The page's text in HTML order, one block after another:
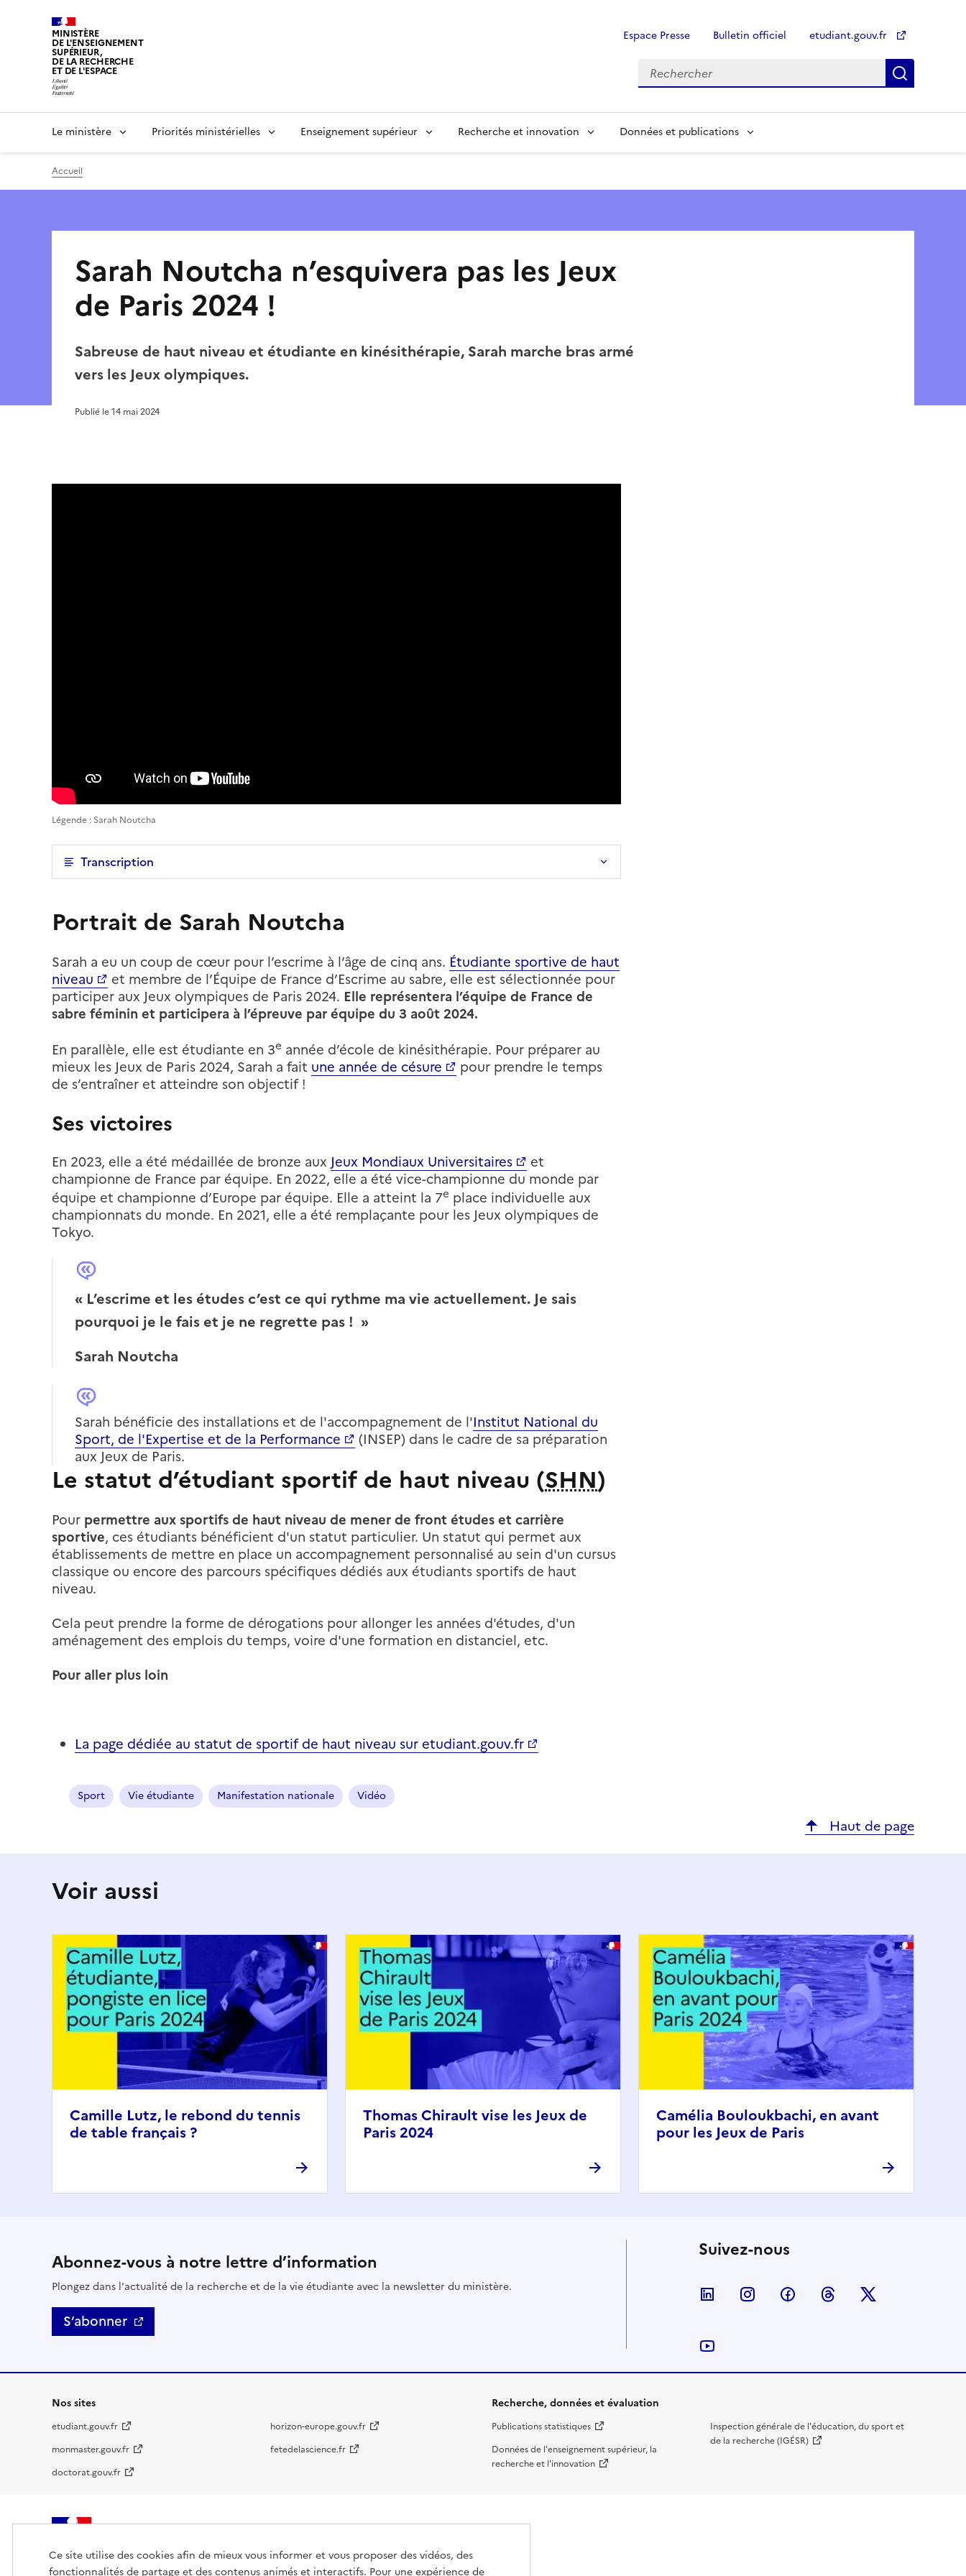
MINISTÈRE
DE L'ENSEIGNEMENT
SUPÉRIEUR,
DE LA RECHERCHE
ET DE L'ESPACE
Espace Presse Bulletin officiel etudiant.gouv.fr
Le ministère Priorités ministérielles Enseignement supérieur Recherche et innovation Données et publications
Accueil
Sarah Noutcha n’esquivera pas les Jeux
de Paris 2024 !
Sabreuse de haut niveau et étudiante en kinésithérapie, Sarah marche bras armé
vers les Jeux olympiques.
Publié le14 mai 2024
Légende : Sarah Noutcha
Transcription
Portrait de Sarah Noutcha
Sarah a eu un coup de cœur pour l’escrime à l’âge de cinq ans. Étudiante sportive de haut
niveau
et membre de l’Équipe de France d’Escrime au sabre, elle est sélectionnée pour
participer aux Jeux olympiques de Paris 2024. Elle représentera l’équipe de France de
sabre féminin et participera à l’épreuve par équipe du 3 août 2024.
En parallèle, elle est étudiante en 3e année d’école de kinésithérapie. Pour préparer au
mieux les Jeux de Paris 2024, Sarah a fait une année de césure
pour prendre le temps
de s’entraîner et atteindre son objectif !
Ses victoires
En 2023, elle a été médaillée de bronze aux Jeux Mondiaux Universitaires
et
championne de France par équipe. En 2022, elle a été vice-championne du monde par
équipe et championne d’Europe par équipe. Elle a atteint la 7e place individuelle aux
championnats du monde. En 2021, elle a été remplaçante pour les Jeux olympiques de
Tokyo.
« L’escrime et les études c’est ce qui rythme ma vie actuellement. Je sais
pourquoi je le fais et je ne regrette pas ! »
Sarah Noutcha
Sarah bénéficie des installations et de l'accompagnement de l'Institut National du
Sport, de l'Expertise et de la Performance
(INSEP) dans le cadre de sa préparation
aux Jeux de Paris.
Le statut d’étudiant sportif de haut niveau (SHN)
Pour permettre aux sportifs de haut niveau de mener de front études et carrière
sportive, ces étudiants bénéficient d'un statut particulier. Un statut qui permet aux
établissements de mettre en place un accompagnement personnalisé au sein d'un cursus
classique ou encore des parcours spécifiques dédiés aux étudiants sportifs de haut
niveau.
Cela peut prendre la forme de dérogations pour allonger les années d'études, d'un
aménagement des emplois du temps, voire d'une formation en distanciel, etc.
Pour aller plus loin
La page dédiée au statut de sportif de haut niveau sur etudiant.gouv.fr
Sport Vie étudiante Manifestation nationale Vidéo
Haut de page
Voir aussi
Camille Lutz, le rebond du tennis
de table français ?
Thomas Chirault vise les Jeux de
Paris 2024
Camélia Bouloukbachi, en avant
pour les Jeux de Paris
Abonnez-vous à notre lettre d’information
Plongez dans l'actualité de la recherche et de la vie étudiante avec la newsletter du ministère.
S’abonner
Suivez-nous
Nous suivre sur LinkedIn
Nous suivre sur Instagram
Nous suivre sur Facebook
Nous suivre sur
Nos sites
etudiant.gouv.fr
monmaster.gouv.fr
doctorat.gouv.fr
horizon-europe.gouv.fr
fetedelascience.fr
Recherche, données et évaluation
Publications statistiques
Données de l'enseignement supérieur, la
recherche et l'innovation
Inspection générale de l'éducation, du sport et
de la recherche (IGÉSR)
DE L'ENSEIGNEMENT
Ce site utilise des cookies afin de mieux vous informer et vous proposer des vidéos, des
fonctionnalités de partage et des contenus animés et interactifs. Pour une expérience de